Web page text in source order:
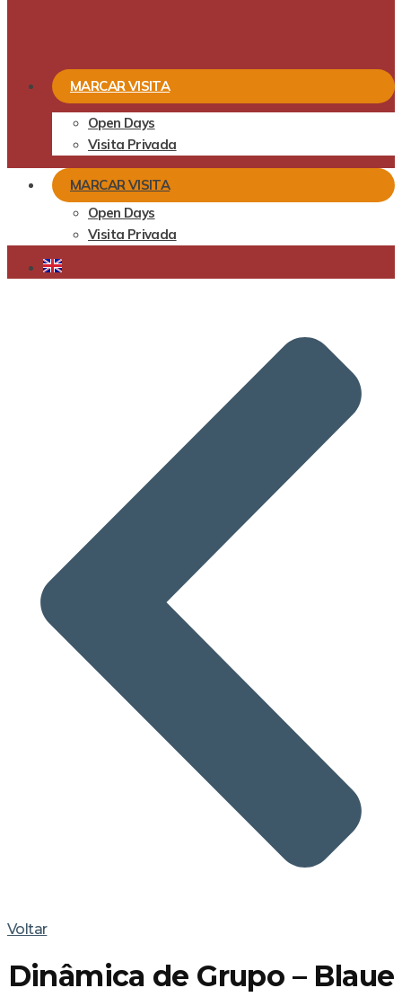
MARCAR VISITA
Open Days
Visita Privada
MARCAR VISITA
Open Days
Visita Privada
Voltar
Dinâmica de Grupo – Blaue